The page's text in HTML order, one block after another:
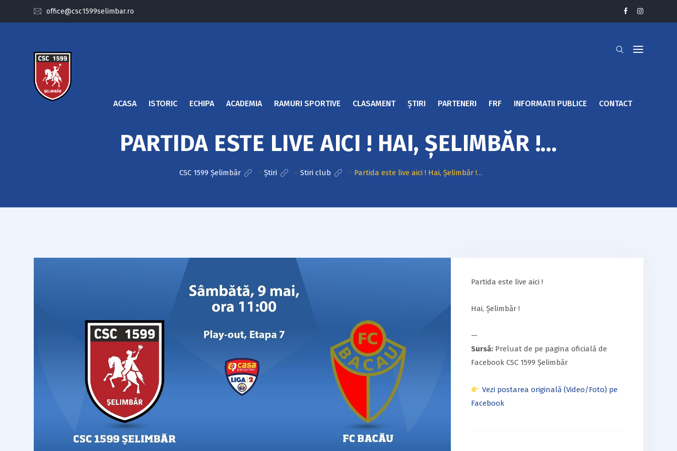
office@csc1599selimbar.ro
ACASA ISTORIC ECHIPA ACADEMIA RAMURI SPORTIVE CLASAMENT ȘTIRI PARTENERI FRF INFORMATII PUBLICE CONTACT
PARTIDA ESTE LIVE AICI ! HAI, ȘELIMBĂR !…
CSC 1599 Șelimbăr > Știri > Stiri club > Partida este live aici ! Hai, Șelimbăr !…
Partida este live aici !
Hai, Șelimbăr !
—
Sursă: Preluat de pe pagina oficială de
Facebook CSC 1599 Șelimbăr
Vezi postarea originală (Video/Foto) pe
Facebook